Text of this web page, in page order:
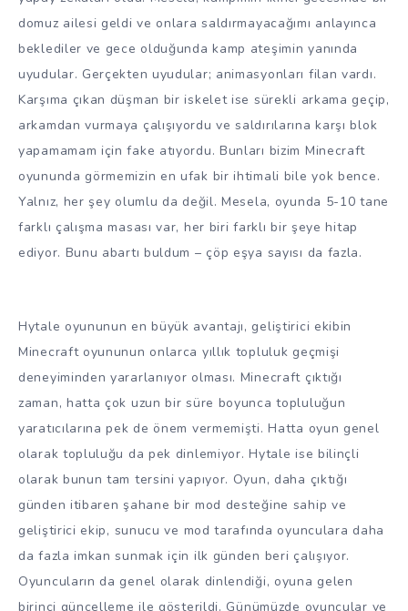
domuz ailesi geldi ve onlara saldırmayacağımı anlayınca
beklediler ve gece olduğunda kamp ateşimin yanında
uyudular. Gerçekten uyudular; animasyonları filan vardı.
Karşıma çıkan düşman bir iskelet ise sürekli arkama geçip,
arkamdan vurmaya çalışıyordu ve saldırılarına karşı blok
yapamamam için fake atıyordu. Bunları bizim Minecraft
oyununda görmemizin en ufak bir ihtimali bile yok bence.
Yalnız, her şey olumlu da değil. Mesela, oyunda 5-10 tane
farklı çalışma masası var, her biri farklı bir şeye hitap
ediyor. Bunu abartı buldum – çöp eşya sayısı da fazla.
Hytale oyununun en büyük avantajı, geliştirici ekibin
Minecraft oyununun onlarca yıllık topluluk geçmişi
deneyiminden yararlanıyor olması. Minecraft çıktığı
zaman, hatta çok uzun bir süre boyunca topluluğun
yaratıcılarına pek de önem vermemişti. Hatta oyun genel
olarak topluluğu da pek dinlemiyor. Hytale ise bilinçli
olarak bunun tam tersini yapıyor. Oyun, daha çıktığı
günden itibaren şahane bir mod desteğine sahip ve
geliştirici ekip, sunucu ve mod tarafında oyunculara daha
da fazla imkan sunmak için ilk günden beri çalışıyor.
Oyuncuların da genel olarak dinlendiği, oyuna gelen
birinci güncelleme ile gösterildi. Günümüzde oyuncular ve